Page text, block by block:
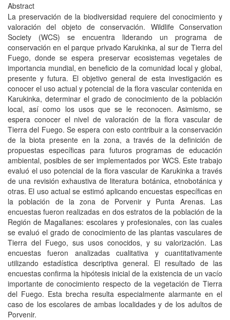
Abstract
La preservación de la biodiversidad requiere del conocimiento y
valoración del objeto de conservación. Wildlife Conservation
Society (WCS) se encuentra liderando un programa de
conservación en el parque privado Karukinka, al sur de Tierra del
Fuego, donde se espera preservar ecosistemas vegetales de
importancia mundial, en beneficio de la comunidad local y global,
presente y futura. El objetivo general de esta investigación es
conocer el uso actual y potencial de la flora vascular contenida en
Karukinka, determinar el grado de conocimiento de la población
local, así como los usos que se le reconocen. Asimismo, se
espera conocer el nivel de valoración de la flora vascular de
Tierra del Fuego. Se espera con esto contribuir a la conservación
de la biota presente en la zona, a través de la definición de
propuestas específicas para futuros programas de educación
ambiental, posibles de ser implementados por WCS. Este trabajo
evaluó el uso potencial de la flora vascular de Karukinka a través
de una revisión exhaustiva de literatura botánica, etnobotánica y
otras. El uso actual se estimó aplicando encuestas específicas en
la población de la zona de Porvenir y Punta Arenas. Las
encuestas fueron realizadas en dos estratos de la población de la
Región de Magallanes: escolares y profesionales, con las cuales
se evaluó el grado de conocimiento de las plantas vasculares de
Tierra del Fuego, sus usos conocidos, y su valorización. Las
encuestas fueron analizadas cualitativa y cuantitativamente
utilizando estadística descriptiva general. El resultado de las
encuestas confirma la hipótesis inicial de la existencia de un vacío
importante de conocimiento respecto de la vegetación de Tierra
del Fuego. Esta brecha resulta especialmente alarmante en el
caso de los escolares de ambas localidades y de los adultos de
Porvenir.